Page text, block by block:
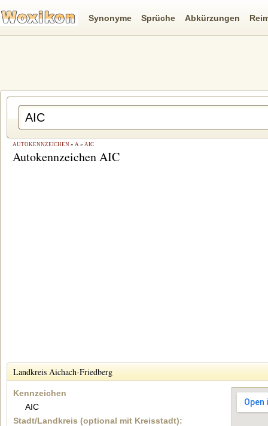
AUTOKENNZEICHEN » A » AIC
Autokennzeichen AIC
Landkreis Aichach-Friedberg
Kennzeichen
AIC
Stadt/Landkreis (optional mit Kreisstadt):
Synonyme Sprüche Abkürzungen